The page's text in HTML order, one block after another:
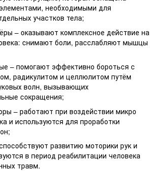
необходимыми для
участков тела;
– оказывают комплексное действие на
снимают боли, расслабляют мышцы
– помогают эффективно бороться с
радикулитом и целлюлитом путём
волн, вызывающих
сокращения;
– работают при воздействии микро
и используются для проработки
развитию моторики рук и
в период реабилитации человека
травм.